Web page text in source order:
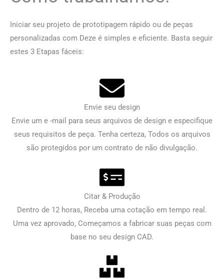
Iniciar seu projeto de prototipagem rápido ou de peças
personalizadas com Deze é simples e eficiente. Basta seguir
estes 3 Etapas fáceis:
Envie seu design
Envie um e -mail para seus arquivos de design e especifique
seus requisitos de peça. Tenha certeza, Todos os arquivos
são protegidos por um contrato de não divulgação.
Citar & Produção
Dentro de 12 horas, Receba uma cotação em tempo real.
Uma vez aprovado, Começamos a fabricar suas peças com
base no seu design CAD.